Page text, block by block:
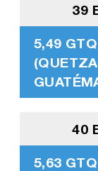
39
5,49 GTQ
40
5,63 GTQ